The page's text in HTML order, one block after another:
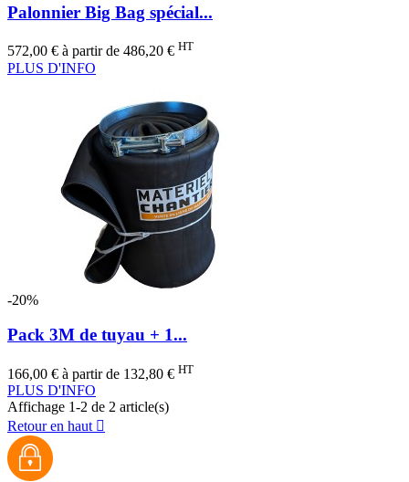
Palonnier Big Bag spécial...
Prix
de
base
572,00 € Prix
à partir de 486,20 € HT
PLUS D'INFO
-20%
Pack 3M de tuyau + 1...
Prix
de
base
166,00 € Prix
à partir de 132,80 € HT
PLUS D'INFO
Affichage 1-2 de 2 article(s)
Retour en haut 